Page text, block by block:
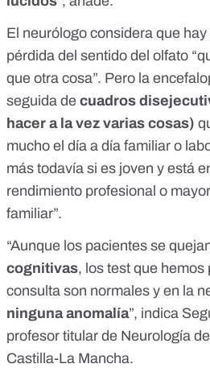
El neurólogo considera que
pérdida del sentido del olfato
que otra cosa”. Pero la
seguida de cuadros
hacer a la vez varias cosas)
mucho el día a día familiar o
más todavía si es joven y está
rendimiento profesional o
familiar”.
“Aunque los pacientes se
cognitivas, los test que
consulta son normales y en la
ninguna anomalía”, indica
profesor titular de Neurología
Castilla-La Mancha.